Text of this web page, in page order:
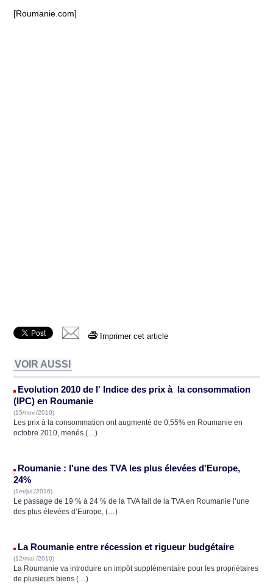
[Roumanie.com]
Imprimer cet article
VOIR AUSSI
Evolution 2010 de l' Indice des prix à la consommation
(IPC) en Roumanie
(15/nov./2010)
Les prix à la consommation ont augmenté de 0,55% en Roumanie en
octobre 2010, menés (…)
Roumanie : l'une des TVA les plus élevées d'Europe,
24%
(1er/jui./2010)
Le passage de 19 % à 24 % de la TVA fait de la TVA en Roumanie l’une
des plus élevées d’Europe, (…)
La Roumanie entre récession et rigueur budgétaire
(12/mai./2010)
La Roumanie va introduire un impôt supplémentaire pour les propriétaires
de plusieurs biens (…)